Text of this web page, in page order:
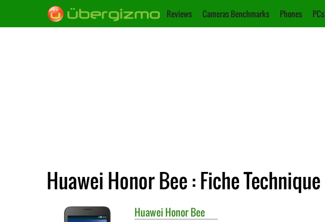
Reviews Cameras Benchmarks Phones PCs
Huawei Honor Bee : Fiche Technique
Huawei Honor Bee